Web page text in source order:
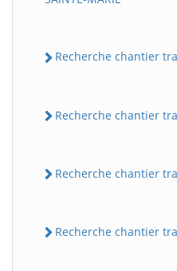
Recherche chantier
Recherche chantier
Recherche chantier
Recherche chantier